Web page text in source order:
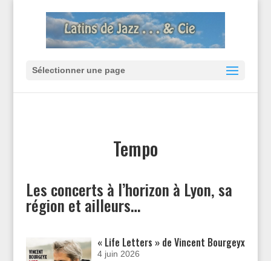
Sélectionner une page
Tempo
Les concerts à l’horizon à Lyon, sa
région et ailleurs…
« Life Letters » de Vincent Bourgeyx
4 juin 2026